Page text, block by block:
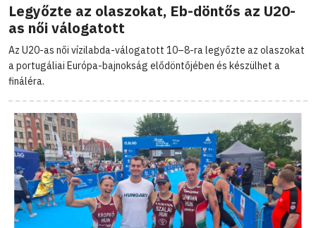
Legyőzte az olaszokat, Eb-döntős az U20-
as női válogatott
Az U20-as női vízilabda-válogatott 10–8-ra legyőzte az olaszokat
a portugáliai Európa-bajnokság elődöntőjében és készülhet a
fináléra.